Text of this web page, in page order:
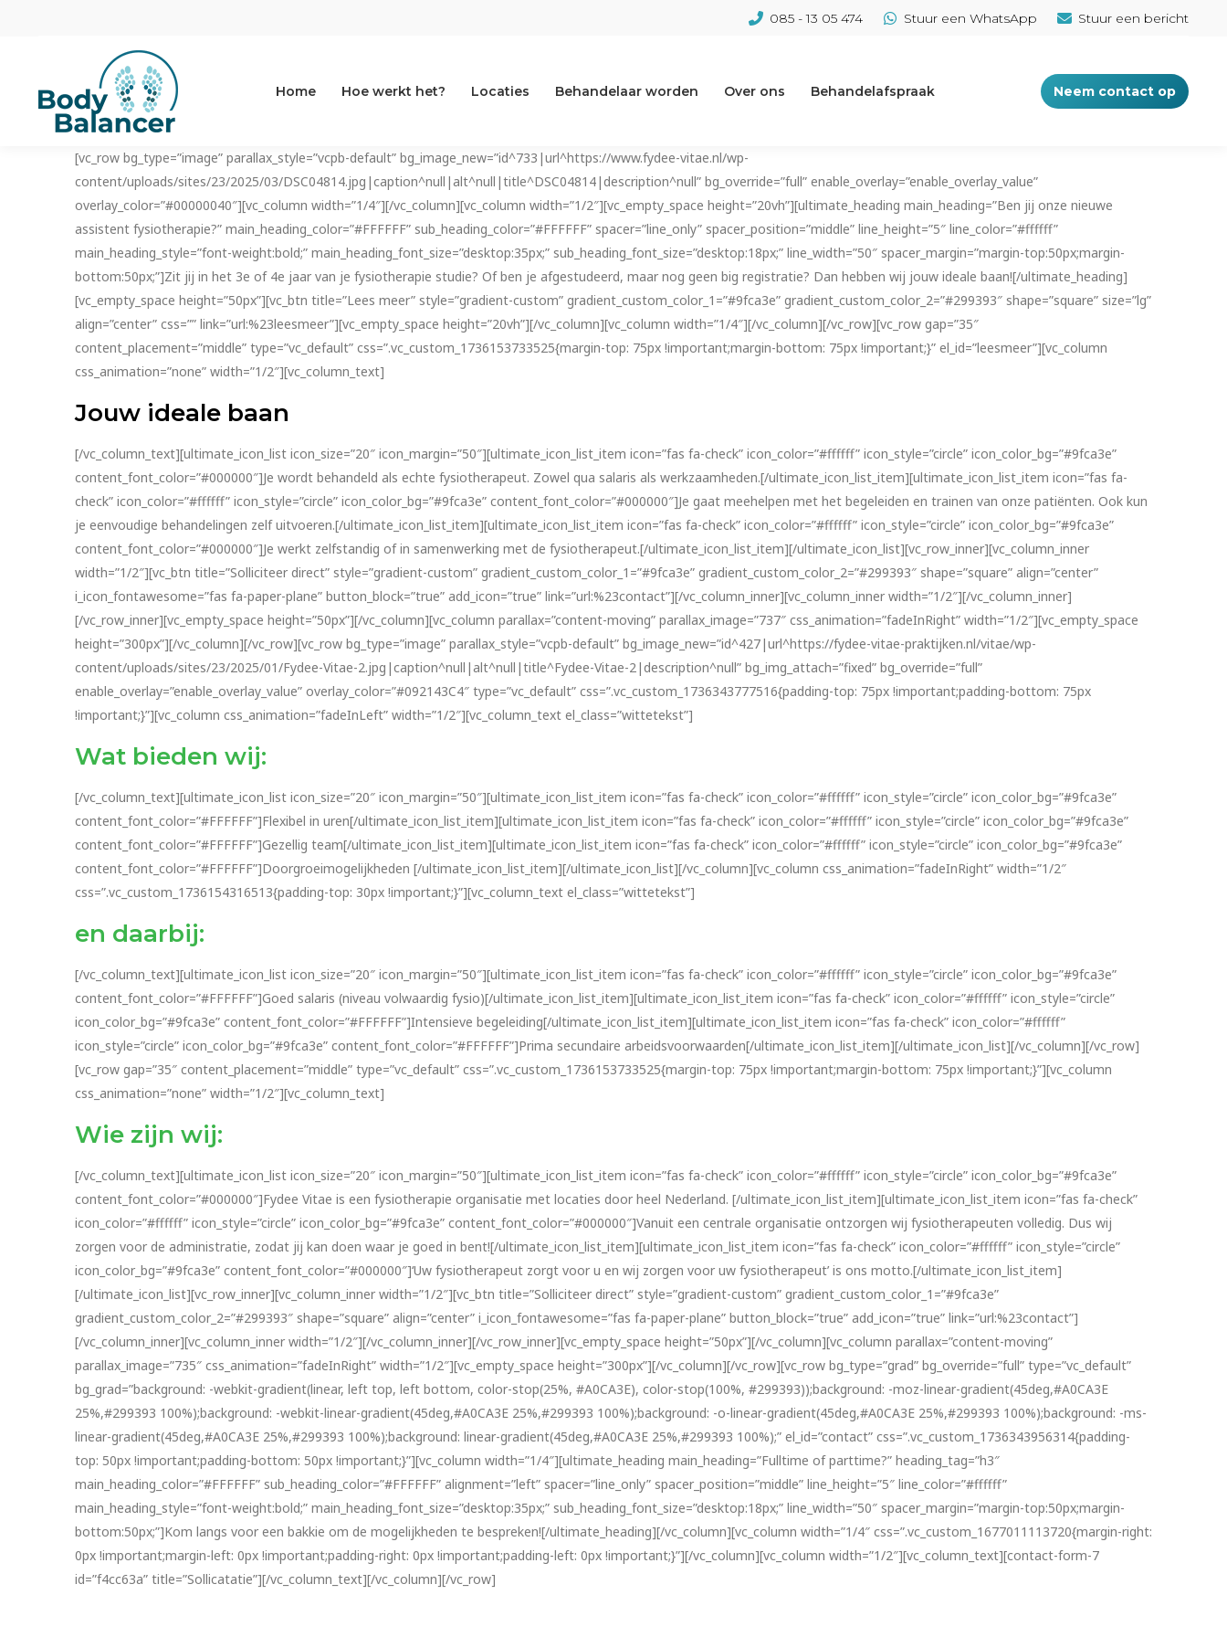
085 - 13 05 474 Stuur een WhatsApp Stuur een bericht
Home Hoe werkt het? Locaties Behandelaar worden Over ons Behandelafspraak Neem contact op
[vc_row bg_type=”image” parallax_style=”vcpb-default” bg_image_new=”id^733|url^https://www.fydee-vitae.nl/wp-
content/uploads/sites/23/2025/03/DSC04814.jpg|caption^null|alt^null|title^DSC04814|description^null” bg_override=”full” enable_overlay=”enable_overlay_value”
overlay_color=”#00000040″][vc_column width=”1/4″][/vc_column][vc_column width=”1/2″][vc_empty_space height=”20vh”][ultimate_heading main_heading=”Ben jij onze nieuwe
assistent fysiotherapie?” main_heading_color=”#FFFFFF” sub_heading_color=”#FFFFFF” spacer=”line_only” spacer_position=”middle” line_height=”5″ line_color=”#ffffff”
main_heading_style=”font-weight:bold;” main_heading_font_size=”desktop:35px;” sub_heading_font_size=”desktop:18px;” line_width=”50″ spacer_margin=”margin-top:50px;margin-
bottom:50px;”]Zit jij in het 3e of 4e jaar van je fysiotherapie studie? Of ben je afgestudeerd, maar nog geen big registratie? Dan hebben wij jouw ideale baan![/ultimate_heading]
[vc_empty_space height=”50px”][vc_btn title=”Lees meer” style=”gradient-custom” gradient_custom_color_1=”#9fca3e” gradient_custom_color_2=”#299393″ shape=”square” size=”lg”
align=”center” css=”” link=”url:%23leesmeer”][vc_empty_space height=”20vh”][/vc_column][vc_column width=”1/4″][/vc_column][/vc_row][vc_row gap=”35″
content_placement=”middle” type=”vc_default” css=”.vc_custom_1736153733525{margin-top: 75px !important;margin-bottom: 75px !important;}” el_id=”leesmeer”][vc_column
css_animation=”none” width=”1/2″][vc_column_text]
Jouw ideale baan
[/vc_column_text][ultimate_icon_list icon_size=”20″ icon_margin=”50″][ultimate_icon_list_item icon=”fas fa-check” icon_color=”#ffffff” icon_style=”circle” icon_color_bg=”#9fca3e”
content_font_color=”#000000″]Je wordt behandeld als echte fysiotherapeut. Zowel qua salaris als werkzaamheden.[/ultimate_icon_list_item][ultimate_icon_list_item icon=”fas fa-
check” icon_color=”#ffffff” icon_style=”circle” icon_color_bg=”#9fca3e” content_font_color=”#000000″]Je gaat meehelpen met het begeleiden en trainen van onze patiënten. Ook kun
je eenvoudige behandelingen zelf uitvoeren.[/ultimate_icon_list_item][ultimate_icon_list_item icon=”fas fa-check” icon_color=”#ffffff” icon_style=”circle” icon_color_bg=”#9fca3e”
content_font_color=”#000000″]Je werkt zelfstandig of in samenwerking met de fysiotherapeut.[/ultimate_icon_list_item][/ultimate_icon_list][vc_row_inner][vc_column_inner
width=”1/2″][vc_btn title=”Solliciteer direct” style=”gradient-custom” gradient_custom_color_1=”#9fca3e” gradient_custom_color_2=”#299393″ shape=”square” align=”center”
i_icon_fontawesome=”fas fa-paper-plane” button_block=”true” add_icon=”true” link=”url:%23contact”][/vc_column_inner][vc_column_inner width=”1/2″][/vc_column_inner]
[/vc_row_inner][vc_empty_space height=”50px”][/vc_column][vc_column parallax=”content-moving” parallax_image=”737″ css_animation=”fadeInRight” width=”1/2″][vc_empty_space
height=”300px”][/vc_column][/vc_row][vc_row bg_type=”image” parallax_style=”vcpb-default” bg_image_new=”id^427|url^https://fydee-vitae-praktijken.nl/vitae/wp-
content/uploads/sites/23/2025/01/Fydee-Vitae-2.jpg|caption^null|alt^null|title^Fydee-Vitae-2|description^null” bg_img_attach=”fixed” bg_override=”full”
enable_overlay=”enable_overlay_value” overlay_color=”#092143C4″ type=”vc_default” css=”.vc_custom_1736343777516{padding-top: 75px !important;padding-bottom: 75px
!important;}”][vc_column css_animation=”fadeInLeft” width=”1/2″][vc_column_text el_class=”wittetekst”]
Wat bieden wij:
[/vc_column_text][ultimate_icon_list icon_size=”20″ icon_margin=”50″][ultimate_icon_list_item icon=”fas fa-check” icon_color=”#ffffff” icon_style=”circle” icon_color_bg=”#9fca3e”
content_font_color=”#FFFFFF”]Flexibel in uren[/ultimate_icon_list_item][ultimate_icon_list_item icon=”fas fa-check” icon_color=”#ffffff” icon_style=”circle” icon_color_bg=”#9fca3e”
content_font_color=”#FFFFFF”]Gezellig team[/ultimate_icon_list_item][ultimate_icon_list_item icon=”fas fa-check” icon_color=”#ffffff” icon_style=”circle” icon_color_bg=”#9fca3e”
content_font_color=”#FFFFFF”]Doorgroeimogelijkheden [/ultimate_icon_list_item][/ultimate_icon_list][/vc_column][vc_column css_animation=”fadeInRight” width=”1/2″
css=”.vc_custom_1736154316513{padding-top: 30px !important;}”][vc_column_text el_class=”wittetekst”]
en daarbij:
[/vc_column_text][ultimate_icon_list icon_size=”20″ icon_margin=”50″][ultimate_icon_list_item icon=”fas fa-check” icon_color=”#ffffff” icon_style=”circle” icon_color_bg=”#9fca3e”
content_font_color=”#FFFFFF”]Goed salaris (niveau volwaardig fysio)[/ultimate_icon_list_item][ultimate_icon_list_item icon=”fas fa-check” icon_color=”#ffffff” icon_style=”circle”
icon_color_bg=”#9fca3e” content_font_color=”#FFFFFF”]Intensieve begeleiding[/ultimate_icon_list_item][ultimate_icon_list_item icon=”fas fa-check” icon_color=”#ffffff”
icon_style=”circle” icon_color_bg=”#9fca3e” content_font_color=”#FFFFFF”]Prima secundaire arbeidsvoorwaarden[/ultimate_icon_list_item][/ultimate_icon_list][/vc_column][/vc_row]
[vc_row gap=”35″ content_placement=”middle” type=”vc_default” css=”.vc_custom_1736153733525{margin-top: 75px !important;margin-bottom: 75px !important;}”][vc_column
css_animation=”none” width=”1/2″][vc_column_text]
Wie zijn wij:
[/vc_column_text][ultimate_icon_list icon_size=”20″ icon_margin=”50″][ultimate_icon_list_item icon=”fas fa-check” icon_color=”#ffffff” icon_style=”circle” icon_color_bg=”#9fca3e”
content_font_color=”#000000″]Fydee Vitae is een fysiotherapie organisatie met locaties door heel Nederland. [/ultimate_icon_list_item][ultimate_icon_list_item icon=”fas fa-check”
icon_color=”#ffffff” icon_style=”circle” icon_color_bg=”#9fca3e” content_font_color=”#000000″]Vanuit een centrale organisatie ontzorgen wij fysiotherapeuten volledig. Dus wij
zorgen voor de administratie, zodat jij kan doen waar je goed in bent![/ultimate_icon_list_item][ultimate_icon_list_item icon=”fas fa-check” icon_color=”#ffffff” icon_style=”circle”
icon_color_bg=”#9fca3e” content_font_color=”#000000″]‘Uw fysiotherapeut zorgt voor u en wij zorgen voor uw fysiotherapeut’ is ons motto.[/ultimate_icon_list_item]
[/ultimate_icon_list][vc_row_inner][vc_column_inner width=”1/2″][vc_btn title=”Solliciteer direct” style=”gradient-custom” gradient_custom_color_1=”#9fca3e”
gradient_custom_color_2=”#299393″ shape=”square” align=”center” i_icon_fontawesome=”fas fa-paper-plane” button_block=”true” add_icon=”true” link=”url:%23contact”]
[/vc_column_inner][vc_column_inner width=”1/2″][/vc_column_inner][/vc_row_inner][vc_empty_space height=”50px”][/vc_column][vc_column parallax=”content-moving”
parallax_image=”735″ css_animation=”fadeInRight” width=”1/2″][vc_empty_space height=”300px”][/vc_column][/vc_row][vc_row bg_type=”grad” bg_override=”full” type=”vc_default”
bg_grad=”background: -webkit-gradient(linear, left top, left bottom, color-stop(25%, #A0CA3E), color-stop(100%, #299393));background: -moz-linear-gradient(45deg,#A0CA3E
25%,#299393 100%);background: -webkit-linear-gradient(45deg,#A0CA3E 25%,#299393 100%);background: -o-linear-gradient(45deg,#A0CA3E 25%,#299393 100%);background: -ms-
linear-gradient(45deg,#A0CA3E 25%,#299393 100%);background: linear-gradient(45deg,#A0CA3E 25%,#299393 100%);” el_id=”contact” css=”.vc_custom_1736343956314{padding-
top: 50px !important;padding-bottom: 50px !important;}”][vc_column width=”1/4″][ultimate_heading main_heading=”Fulltime of parttime?” heading_tag=”h3″
main_heading_color=”#FFFFFF” sub_heading_color=”#FFFFFF” alignment=”left” spacer=”line_only” spacer_position=”middle” line_height=”5″ line_color=”#ffffff”
main_heading_style=”font-weight:bold;” main_heading_font_size=”desktop:35px;” sub_heading_font_size=”desktop:18px;” line_width=”50″ spacer_margin=”margin-top:50px;margin-
bottom:50px;”]Kom langs voor een bakkie om de mogelijkheden te bespreken![/ultimate_heading][/vc_column][vc_column width=”1/4″ css=”.vc_custom_1677011113720{margin-right:
0px !important;margin-left: 0px !important;padding-right: 0px !important;padding-left: 0px !important;}”][/vc_column][vc_column width=”1/2″][vc_column_text][contact-form-7
id=”f4cc63a” title=”Sollicatatie”][/vc_column_text][/vc_column][/vc_row]